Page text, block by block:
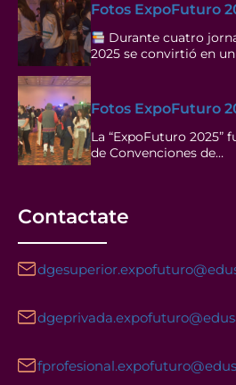
Fotos ExpoFuturo
Durante cuatro
2025 se convirtió en
Fotos ExpoFuturo
La “ExpoFuturo 2025”
de Convenciones de…
Contactate